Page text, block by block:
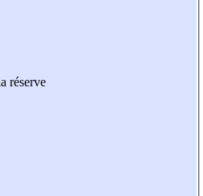
réserve